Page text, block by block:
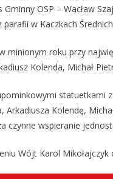
Gminny OSP – Wacław
w Kaczkach
minionym roku przy
Kolenda, Michał
statuetkami
Arkadiusza Kolendę,
czynne wspieranie
Wójt Karol